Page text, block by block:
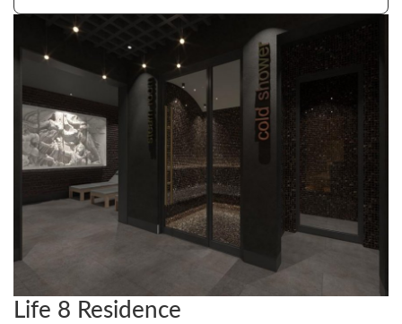
Life 8 Residence